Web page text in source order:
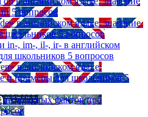
5 вопросов
в английском языке: значение,
школьников 5 вопросов
in-, im-, il-, ir- в английском
школьников 5 вопросов
в английском языке:
и примеры для школьников 5
фактов про